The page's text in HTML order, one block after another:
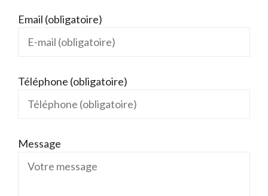
Email (obligatoire)
Téléphone (obligatoire)
Message